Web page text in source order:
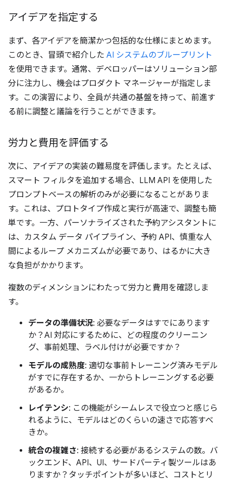
アイデアを指定する
まず、各アイデアを簡潔かつ包括的な仕様にまとめます。
このとき、冒頭で紹介した AI システムのブループリント
を使用できます。通常、デベロッパーはソリューション部
分に注力し、機会はプロダクト マネージャーが指定しま
す。この演習により、全員が共通の基盤を持って、前進す
る前に調整と議論を行うことができます。
労力と費用を評価する
次に、アイデアの実装の難易度を評価します。たとえば、
スマート フィルタを追加する場合、LLM API を使用した
プロンプトベースの解析のみが必要になることがありま
す。これは、プロトタイプ作成と実行が高速で、調整も簡
単です。一方、パーソナライズされた予約アシスタントに
は、カスタム データ パイプライン、予約 API、慎重な人
間によるループ メカニズムが必要であり、はるかに大き
な負担がかかります。
複数のディメンションにわたって労力と費用を確認しま
す。
データの準備状況: 必要なデータはすでにあります
か？AI 対応にするために、どの程度のクリーニン
グ、事前処理、ラベル付けが必要ですか？
モデルの成熟度: 適切な事前トレーニング済みモデル
がすでに存在するか、一からトレーニングする必要
があるか。
レイテンシ: この機能がシームレスで役立つと感じら
れるように、モデルはどのくらいの速さで応答すべ
きか。
統合の複雑さ: 接続する必要があるシステムの数。バ
ックエンド、API、UI、サードパーティ製ツールはあ
りますか？タッチポイントが多いほど、コストとリ